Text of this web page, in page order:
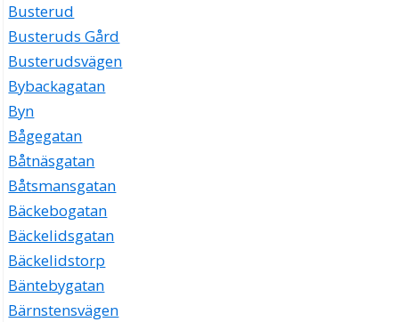
Busterud
Busteruds Gård
Busterudsvägen
Bybackagatan
Byn
Bågegatan
Båtnäsgatan
Båtsmansgatan
Bäckebogatan
Bäckelidsgatan
Bäckelidstorp
Bäntebygatan
Bärnstensvägen